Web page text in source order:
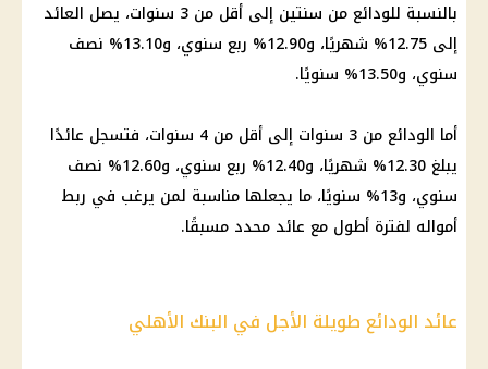
بالنسبة للودائع من سنتين إلى أقل من 3 سنوات، يصل العائد
إلى 12.75% شهريًا، و12.90% ربع سنوي، و13.10% نصف
سنوي، و13.50% سنويًا.
أما الودائع من 3 سنوات إلى أقل من 4 سنوات، فتسجل عائدًا
يبلغ 12.30% شهريًا، و12.40% ربع سنوي، و12.60% نصف
سنوي، و13% سنويًا، ما يجعلها مناسبة لمن يرغب في ربط
أمواله لفترة أطول مع عائد محدد مسبقًا.
عائد الودائع طويلة الأجل في البنك الأهلي